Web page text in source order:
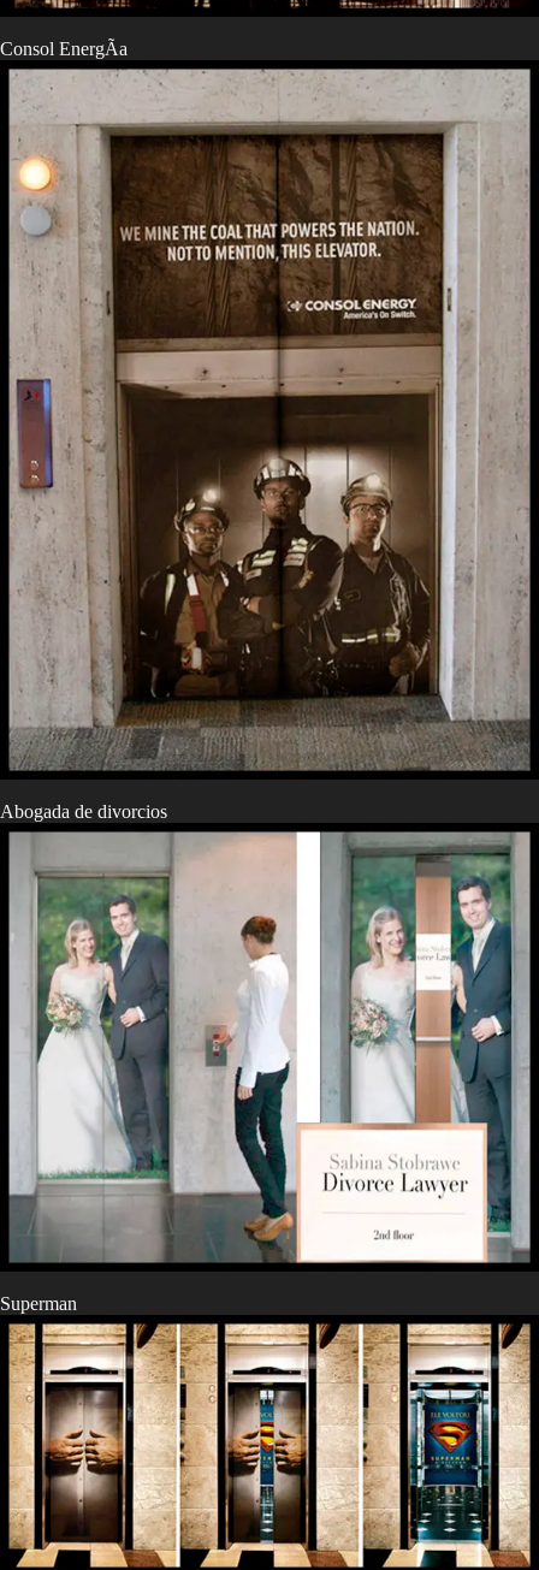
Consol EnergÃ­a
Abogada de divorcios
Superman